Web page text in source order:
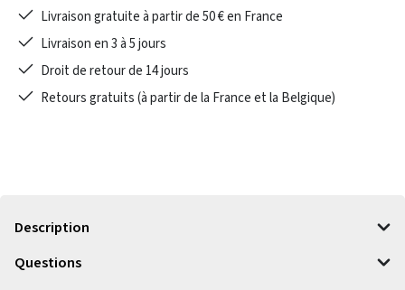
Livraison gratuite à partir de 50 € en France
Livraison en 3 à 5 jours
Droit de retour de 14 jours
Retours gratuits (à partir de la France et la Belgique)
Description
Questions